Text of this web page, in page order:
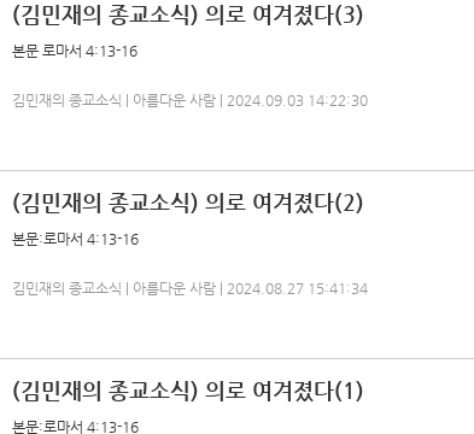
(김민재의 종교소식) 의로 여겨졌다(3)
본문 로마서 4:13-16
김민재의 종교소식 | 아름다운 사람 | 2024.09.03 14:22:30
(김민재의 종교소식) 의로 여겨졌다(2)
본문:로마서 4:13-16
김민재의 종교소식 | 아름다운 사람 | 2024.08.27 15:41:34
(김민재의 종교소식) 의로 여겨졌다(1)
본문:로마서 4:13-16